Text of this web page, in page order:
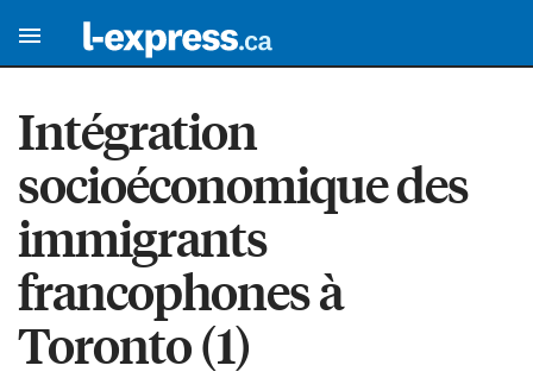
Intégration
socioéconomique des
immigrants
francophones à
Toronto (1)